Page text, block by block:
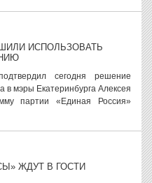
ИСПОЛЬЗОВАТЬ
сегодня решение
в мэры Екатеринбурга Алексея
партии «Единая Россия»
ЖДУТ В ГОСТИ